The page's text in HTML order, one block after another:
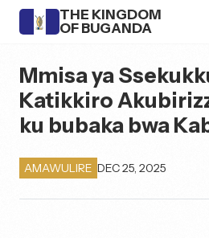
THE KINGDOM
OF BUGANDA
Mmisa ya
Katikkiro
ku bubaka bwa
AMAWULIRE DEC 25, 2025